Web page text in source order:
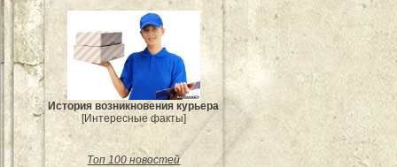
История возникновения курьера
[Интересные факты]
Топ 100 новостей